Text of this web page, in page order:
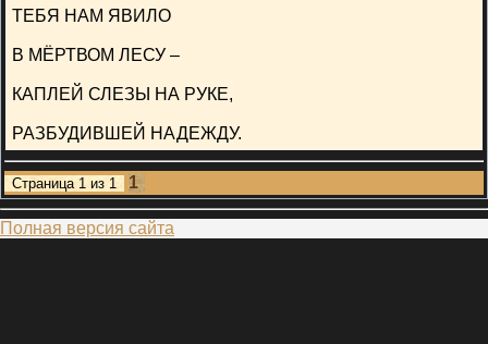
ТЕБЯ НАМ ЯВИЛО
В МЁРТВОМ ЛЕСУ –
КАПЛЕЙ СЛЕЗЫ НА РУКЕ,
РАЗБУДИВШЕЙ НАДЕЖДУ.
Страница 1 из 1 1
Полная версия сайта